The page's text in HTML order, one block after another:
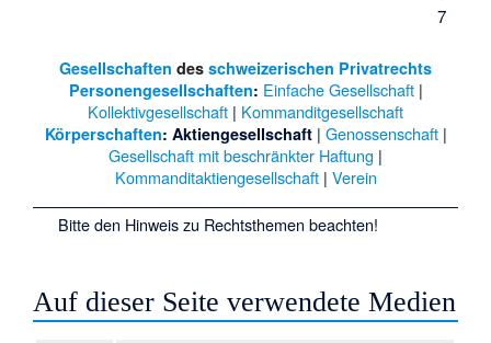
7
Gesellschaften des schweizerischen Privatrechts
Personengesellschaften: Einfache Gesellschaft|
Kollektivgesellschaft | Kommanditgesellschaft
Körperschaften: Aktiengesellschaft| Genossenschaft|
Gesellschaft mit beschränkter Haftung |
Kommanditaktiengesellschaft| Verein
Bitte den Hinweis zu Rechtsthemen beachten!
Auf dieser Seite verwendete Medien